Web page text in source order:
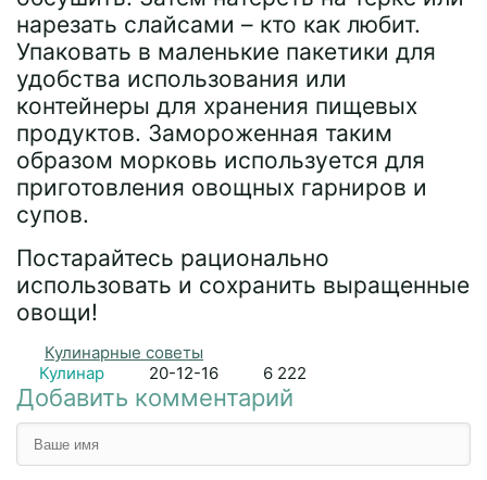
нарезать слайсами – кто как любит.
Упаковать в маленькие пакетики для
удобства использования или
контейнеры для хранения пищевых
продуктов. Замороженная таким
образом морковь используется для
приготовления овощных гарниров и
супов.
Постарайтесь рационально
использовать и сохранить выращенные
овощи!
Кулинарные советы
Кулинар
20-12-16 6 222
Добавить комментарий